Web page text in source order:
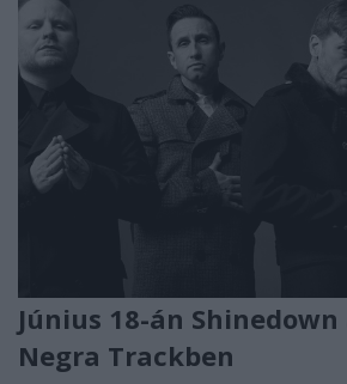
Június 18-án Shinedown
Negra Trackben